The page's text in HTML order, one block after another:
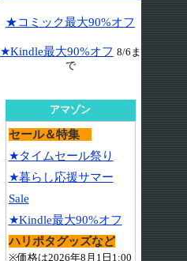
★コミック最大90%オフ
★Kindle最大90%オフ 8/6ま
で
アマゾン
セール＆特集
★タイムセール祭り
★暮らし応援サマー
Sale
★Kindle最大90%オフ
ハリポタグッズなど
※価格は2026年8月1日1:00